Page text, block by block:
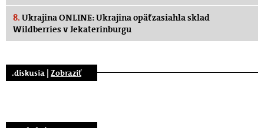
8. Ukrajina ONLINE: Ukrajina opäť zasiahla sklad
Wildberries v Jekaterinburgu
.diskusia | Zobraziť